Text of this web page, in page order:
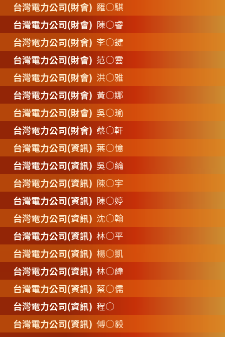
台灣電力公司(財會) 羅○騏
台灣電力公司(財會) 陳○睿
台灣電力公司(財會) 李○鍵
台灣電力公司(財會) 范○雲
台灣電力公司(財會) 洪○雅
台灣電力公司(財會) 黃○娜
台灣電力公司(財會) 吳○瑜
台灣電力公司(財會) 蔡○軒
台灣電力公司(資訊) 葉○憶
台灣電力公司(資訊) 吳○綸
台灣電力公司(資訊) 陳○宇
台灣電力公司(資訊) 陳○婷
台灣電力公司(資訊) 沈○翰
台灣電力公司(資訊) 林○平
台灣電力公司(資訊) 楊○凱
台灣電力公司(資訊) 林○緯
台灣電力公司(資訊) 蔡○儒
台灣電力公司(資訊) 程○
台灣電力公司(資訊) 傅○毅